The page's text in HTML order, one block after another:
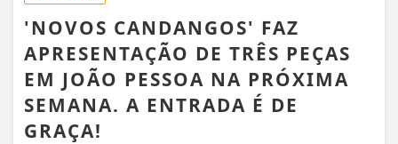
'NOVOS CANDANGOS' FAZ
APRESENTAÇÃO DE TRÊS PEÇAS
EM JOÃO PESSOA NA PRÓXIMA
SEMANA. A ENTRADA É DE
GRAÇA!